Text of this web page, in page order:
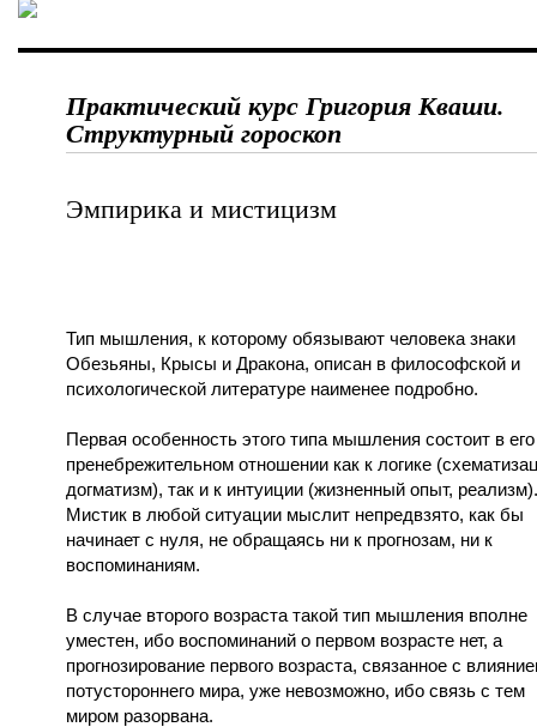
Практический курс Григория Кваши.
Структурный гороскоп
Эмпирика и мистицизм
Тип мышления, к которому обязывают человека знаки
Обезьяны, Крысы и Дракона, описан в философской и
психологической литературе наименее подробно.
Первая особенность этого типа мышления состоит в его
пренебрежительном отношении как к логике
догматизм), так и к интуиции (жизненный опыт, реализм).
Мистик в любой ситуации мыслит непредвзято, как бы
начинает с нуля, не обращаясь ни к прогнозам, ни к
воспоминаниям.
В случае второго возраста такой тип мышления вполне
уместен, ибо воспоминаний о первом возрасте нет, а
прогнозирование первого возраста, связанное с
потустороннего мира, уже невозможно, ибо связь с тем
миром разорвана.